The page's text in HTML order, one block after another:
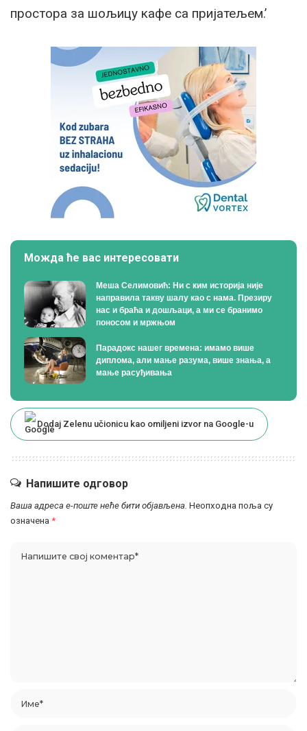
простора за шољицу кафе са пријатељем.’
Можда ће вас интересовати
Меша Селимовић: Ни с ким историја није
направила такву шалу као с нама. Презиру
нас и браћа и дошљаци, а ми се бранимо
поносом и мржњом
Парадокс нашег времена: имамо више
диплома, али мање разума, више знања, а
мање расуђивања
Dodaj Zelenu učionicu kao omiljeni izvor na Google-u
Напишите одговор
Ваша адреса е-поште неће бити објављена. Неопходна поља су
означена *